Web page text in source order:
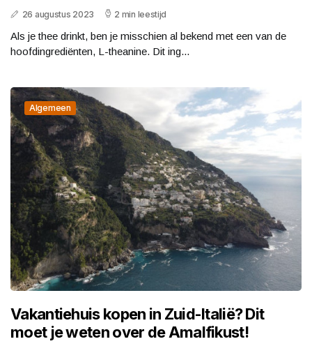
26 augustus 2023 2 min leestijd
Als je thee drinkt, ben je misschien al bekend met een van de
hoofdingrediënten, L-theanine. Dit ing...
Algemeen
Vakantiehuis kopen in Zuid-Italië? Dit
moet je weten over de Amalfikust!